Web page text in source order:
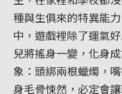
種與生俱來的特異能
中，遊戲裡除了運氣
兒將搖身一變，化身
象：頭綁兩根蠟燭，
身毛骨悚然，必定會讓